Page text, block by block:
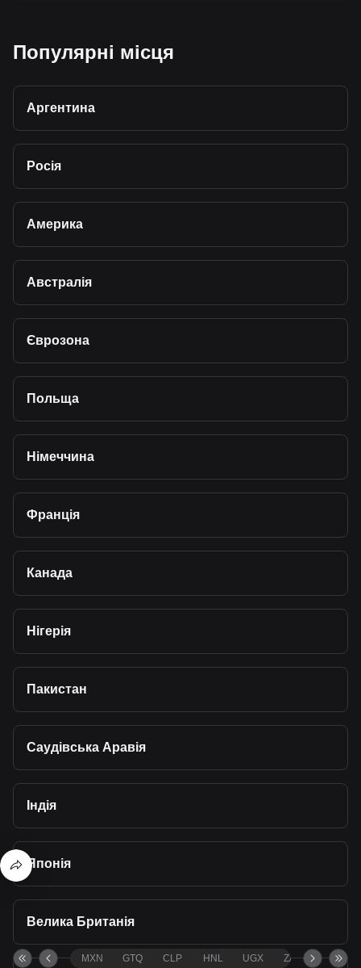
Популярні місця
Аргентина
Росія
Америка
Австралія
Єврозона
Польща
Німеччина
Франція
Канада
Нігерія
Пакистан
Саудівська Аравія
Індія
Японія
Велика Британія
MXN GTQ CLP HNL UGX ZAR TND